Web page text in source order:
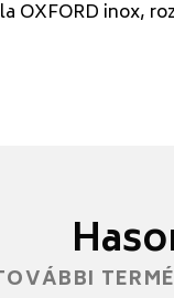
OXFORD inox,